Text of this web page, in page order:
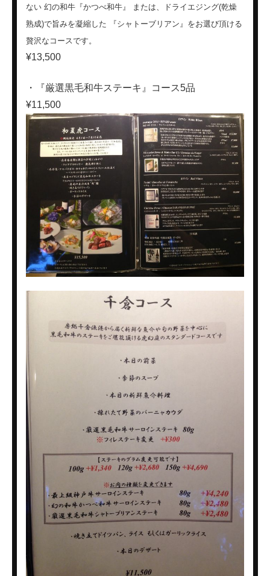
ない 幻の和牛『かつべ和牛』 または、ドライエジング(乾燥
熟成)で旨みを凝縮した 『シャトーブリアン』をお選び頂ける
贅沢なコースです。
¥13,500
・『厳選黒毛和牛ステーキ』コース5品
¥11,500